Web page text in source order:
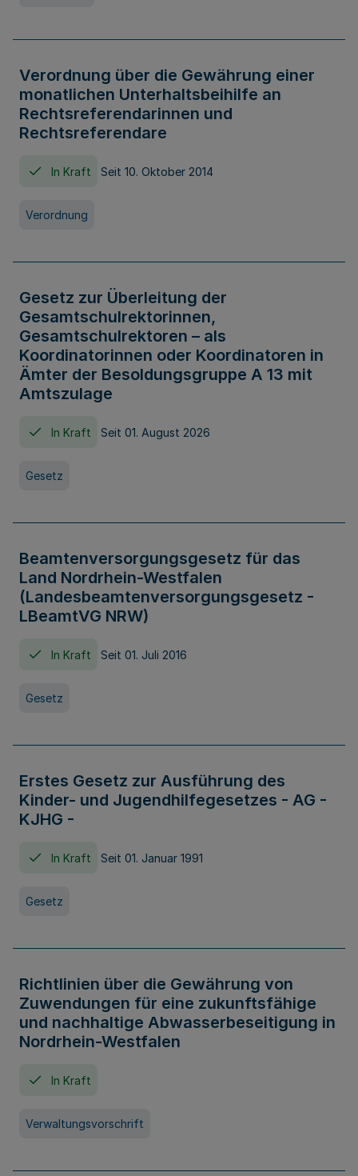
Verordnung über die Gewährung einer
monatlichen Unterhaltsbeihilfe an
Rechtsreferendarinnen und
Rechtsreferendare
In Kraft Seit 10. Oktober 2014
Verordnung
Gesetz zur Überleitung der
Gesamtschulrektorinnen,
Gesamtschulrektoren – als
Koordinatorinnen oder Koordinatoren in
Ämter der Besoldungsgruppe A 13 mit
Amtszulage
In Kraft Seit 01. August 2026
Gesetz
Beamtenversorgungsgesetz für das
Land Nordrhein-Westfalen
(Landesbeamtenversorgungsgesetz -
LBeamtVG NRW)
In Kraft Seit 01. Juli 2016
Gesetz
Erstes Gesetz zur Ausführung des
Kinder- und Jugendhilfegesetzes - AG -
KJHG -
In Kraft Seit 01. Januar 1991
Gesetz
Richtlinien über die Gewährung von
Zuwendungen für eine zukunftsfähige
und nachhaltige Abwasserbeseitigung in
Nordrhein-Westfalen
In Kraft
Verwaltungsvorschrift